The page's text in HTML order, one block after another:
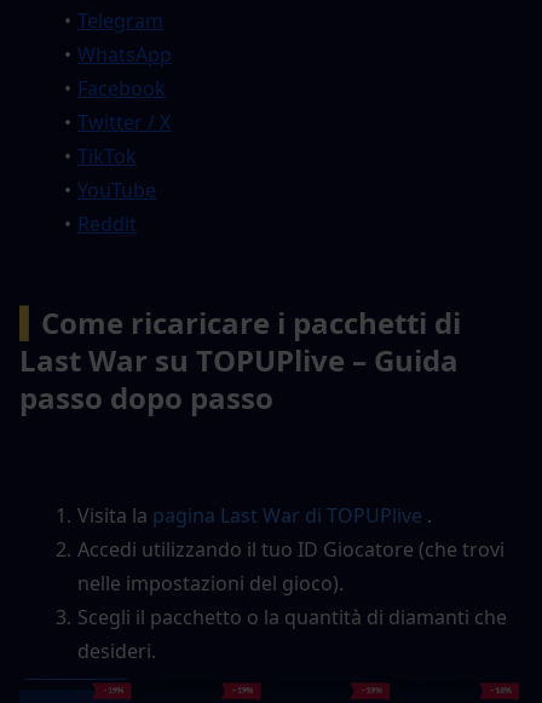
Telegram
WhatsApp
Facebook
Twitter / X
TikTok
YouTube
Reddit
Come ricaricare i pacchetti di
Last War su TOPUPlive – Guida
passo dopo passo
Visita la pagina Last War di TOPUPlive .
Accedi utilizzando il tuo ID Giocatore (che trovi
nelle impostazioni del gioco).
Scegli il pacchetto o la quantità di diamanti che
desideri.